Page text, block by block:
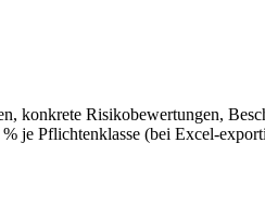
konkrete Risikobewertungen,
je Pflichtenklasse (bei Excel-